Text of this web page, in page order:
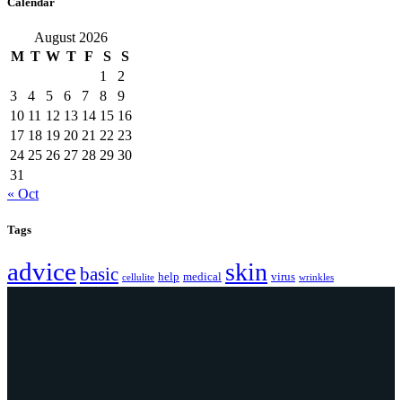
August 2026
M T W T F S
S
1
2
3
4 5 6 7 8
9
10 11 12 13 14 15 16
17 18 19 20 21 22 23
24 25 26 27 28 29 30
31
« Oct
Tags
advice basic cellulite help medical skin virus wrinkles